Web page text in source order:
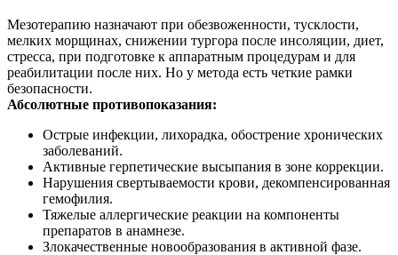
Мезотерапию назначают при обезвоженности, тусклости,
мелких морщинах, снижении тургора после инсоляции, диет,
стресса, при подготовке к аппаратным процедурам и для
реабилитации после них. Но у метода есть четкие рамки
безопасности.
Абсолютные противопоказания:
Острые инфекции, лихорадка, обострение хронических
заболеваний.
Активные герпетические высыпания в зоне коррекции.
Нарушения свертываемости крови, декомпенсированная
гемофилия.
Тяжелые аллергические реакции на компоненты
препаратов в анамнезе.
Злокачественные новообразования в активной фазе.